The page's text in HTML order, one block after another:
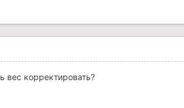
вес корректировать?